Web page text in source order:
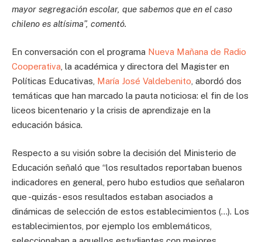
mayor segregación escolar, que sabemos que en el caso
chileno es altísima”, comentó.
En conversación con el programa Nueva Mañana de Radio
Cooperativa , la académica y directora del Magister en
Políticas Educativas, María José Valdebenito , abordó dos
temáticas que han marcado la pauta noticiosa: el fin de los
liceos bicentenario y la crisis de aprendizaje en la
educación básica.
Respecto a su visión sobre la decisión del Ministerio de
Educación señaló que “los resultados reportaban buenos
indicadores en general, pero hubo estudios que señalaron
que -quizás- esos resultados estaban asociados a
dinámicas de selección de estos establecimientos (…). Los
establecimientos, por ejemplo los emblemáticos,